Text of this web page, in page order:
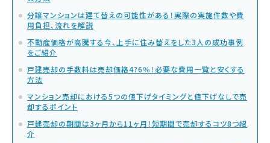
分譲マンションは建て替えの可能性がある！実際の実施件数や費
用負担、流れを解説
不動産価格が高騰する今、上手に住み替えをした3人の成功事例
をご紹介
戸建売却の手数料は売却価格4?6％！必要な費用一覧と安くする
方法
マンション売却における5つの値下げタイミングと値下げなしで売
却するポイント
戸建売却の期間は3ヶ月から11ヶ月！短期間で売却するコツ8つ紹
介